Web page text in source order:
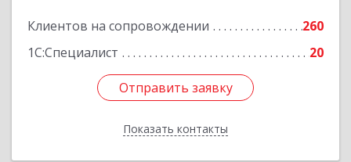
Клиентов на сопровождении
260
1С:Специалист
20
Отправить заявку
Показать контакты
Отправить заявку
Назад